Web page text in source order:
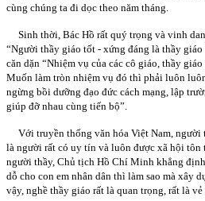
cùng chúng ta đi dọc theo năm tháng.
Sinh thời, Bác Hồ rất quý trọng và vinh
“Người thầy giáo tốt - xứng đáng là thầy
căn dặn “Nhiệm vụ của các cô giáo, thầy
Muốn làm tròn nhiệm vụ đó thì phải luôn
ngừng bồi dưỡng đạo đức cách mạng, lập
giúp đỡ nhau cùng tiến bộ”.
Với truyền thống văn hóa Việt Nam, người
là người rất có uy tín và luôn được xã hội tôn
người thầy, Chủ tịch Hồ Chí Minh khẳng
dỗ cho con em nhân dân thì làm sao mà xây
vậy, nghề thầy giáo rất là quan trọng, rất là vẻ